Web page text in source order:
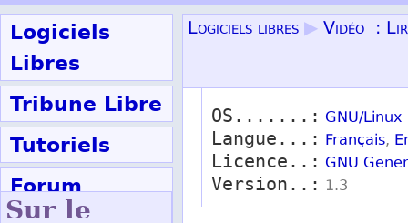
Logiciels
Libres
Tribune Libre
Tutoriels
Forum
Logiciels libres ▶ Vidéo :
OS.......: GNU/Linux
Langue...: Français,
Licence..: GNU
Version..: 1.3
Sur le